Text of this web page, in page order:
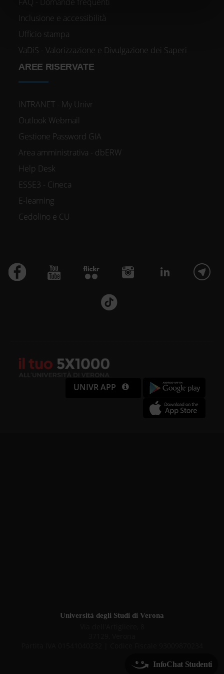
informazioni sul modo in cui utilizzi il nostro sito con i
nostri partner che si occupano di analisi dei dati web,
con altre informazioni che hai fornito loro o che hanno
raccolto dal tuo utilizzo dei loro servizi.
Inclusione e accessibilità
Ufficio stampa
VaDiS - Valorizzazione e Divulgazione dei Saperi
AREE RISERVATE
INTRANET - My Univr
Outlook Webmail
Gestione Password GIA
Area amministrativa - dbERW
Help Desk
ESSE3 - Cineca
E-learning
Cedolino e CU
UNIVR APP
Università degli Studi di Verona
InfoChat Studenti